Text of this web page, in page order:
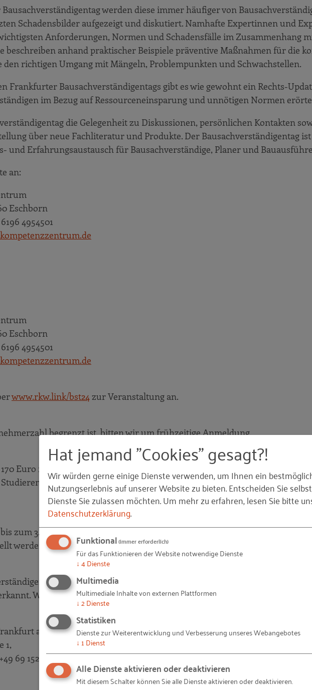
werden diese immer häufiger von
Schadensbilder aufgezeigt und diskutiert. Namhafte Expertinnen und
Anforderungen, Normen und Schadensfälle im Zusammenhang
beschreiben anhand praktischer Beispiele präventive Maßnahmen für die
richtigen Umgang mit Mängeln, Problempunkten und Schwachstellen.
Frankfurter Bausachverständigentags gibt es wie gewohnt ein Rechts-
im Bezug auf Ressourceneinsparung und unnötigen Normen
die Gelegenheit zu Diskussionen, persönlichen Kontakten
über neue Fachliteratur und Produkte. Der Bausachverständigentag
und Erfahrungsaustausch für Bausachverständige, Planer und
an:
Eschborn
4954501
Eschborn
4954501
www.rkw.link/bst24zur Veranstaltung an.
begrenzt ist, bitten wir um frühzeitige Anmeldung.
Euro für Kunden der VHV Versicherungen. (Aktionscode: VHV. Die VHV
zahlen 50 Euro pro Person. Die Bezahlung erfolgt über die
zum 3. September 2024 möglich. Danach ist der Beitrag in voller Höhe fällig.
werden.
wird bei Architekten- und Ingenieurkammern als
Weitere Hinweise auf Anfrage.
am Main,
1,
69 15250
Hat jemand "Cookies" gesagt?!
Wir würden gerne einige Dienste verwenden, um Ihnen ein
Nutzungserlebnis auf unserer Website zu bieten. Entscheiden Sie
Dienste Sie zulassen möchten.Um mehr zu erfahren, lesen Sie bitte
Datenschutzerklärung.
Funktional(immer erforderlich)
Für das Funktionieren der Website notwendige Dienste
↓ 4Dienste
Multimedia
Multimediale Inhalte von externen Plattformen
↓ 2Dienste
Statistiken
Dienste zur Weiterentwicklung und Verbesserung unseres Webangebotes
↓ 1 Dienst
Alle Dienste aktivieren oder deaktivieren
Mit diesem Schalter können Sie alle Dienste aktivieren oder deaktivieren.